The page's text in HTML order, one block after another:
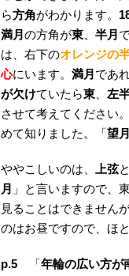
ら方角がわかります。
満月 の方角が東 半月
は、右下のオレンジの
心にいます。 満月 であ
が欠けていたら東 左
させて考えてください。
めて知りました。「望
ややこしいのは、 上弦と
月 」と言いますので、
見ることはできません
のはお昼ですので、ほ
p.5 「年輪の広い方が